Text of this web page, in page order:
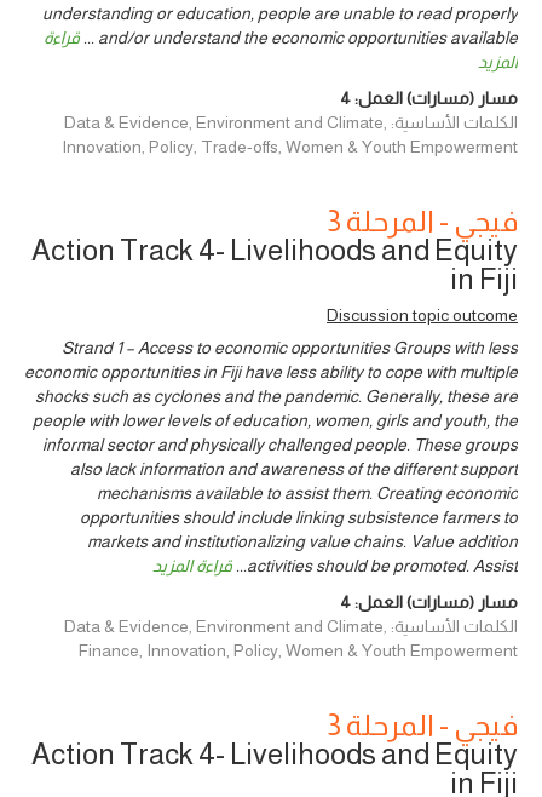
understanding or education, people are unable to read properly
and/or understand the economic opportunities available
... قراءة
المزيد
مسار (مسارات) العمل:4
الكلمات الأساسية: Data & Evidence, Environment and Climate,
Innovation, Policy, Trade-offs, Women & Youth Empowerment
فيجي - المرحلة 3
Action Track 4- Livelihoods and Equity
in Fiji
Discussion topic outcome
Strand 1 – Access to economic opportunities Groups with less
economic opportunities in Fiji have less ability to cope with multiple
shocks such as cyclones and the pandemic. Generally, these are
people with lower levels of education, women, girls and youth, the
informal sector and physically challenged people. These groups
also lack information and awareness of the different support
mechanisms available to assist them. Creating economic
opportunities should include linking subsistence farmers to
markets and institutionalizing value chains. Value addition
activities should be promoted. Assist
... قراءة المزيد
مسار (مسارات) العمل:4
الكلمات الأساسية: Data & Evidence, Environment and Climate,
Finance, Innovation, Policy, Women & Youth Empowerment
فيجي - المرحلة 3
Action Track 4- Livelihoods and Equity
in Fiji